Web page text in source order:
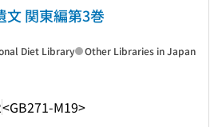
文 関東編第3巻
<GB271-M19>
Diet Library Other Libraries in Japan